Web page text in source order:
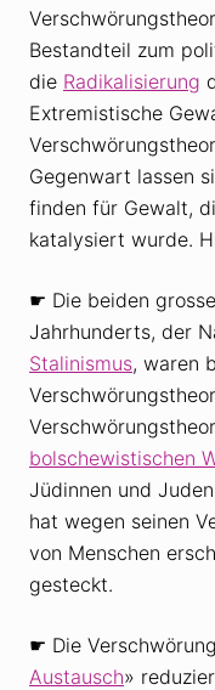
Bestandteil zum
die Radikalisierung
Extremistische
Gegenwart lassen
finden für Gewalt,
katalysiert wurde.
☛ Die beiden
Jahrhunderts, der
Stalinismus, waren
bolschewistischen
Jüdinnen und
hat wegen seinen
von Menschen
gesteckt.
☛ Die
Austausch»